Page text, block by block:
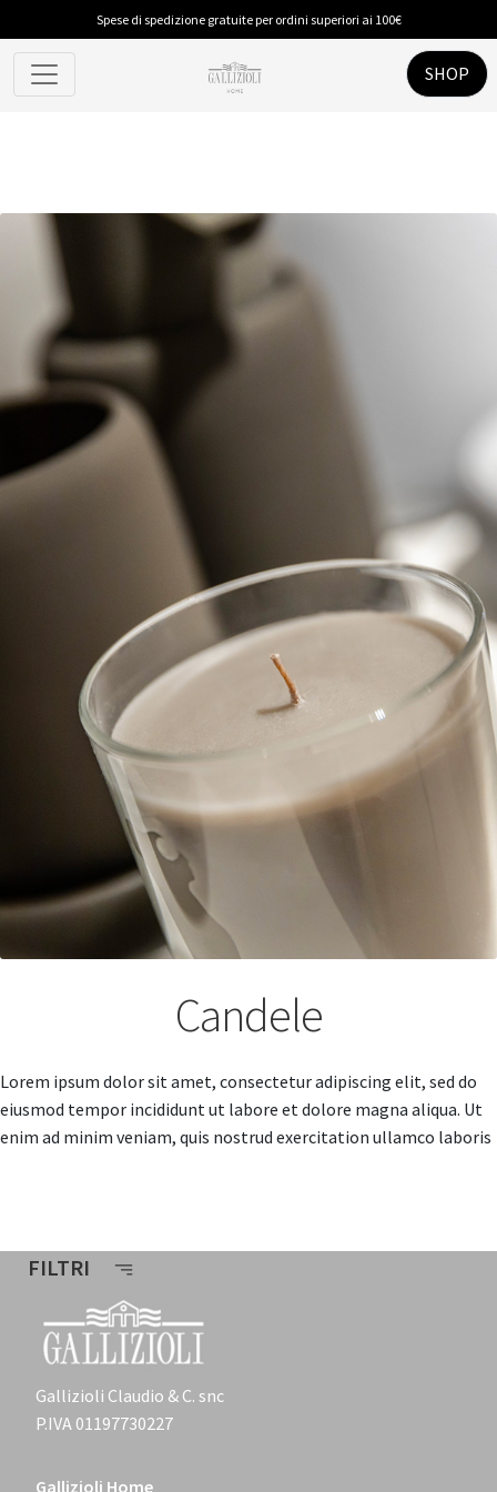
Spese di spedizione gratuite per ordini superiori ai 100€
SHOP
Candele
Lorem ipsum dolor sit amet, consectetur adipiscing elit, sed do
eiusmod tempor incididunt ut labore et dolore magna aliqua. Ut
enim ad minim veniam, quis nostrud exercitation ullamco laboris
FILTRI
Gallizioli Claudio & C. snc
P.IVA 01197730227
Gallizioli Home